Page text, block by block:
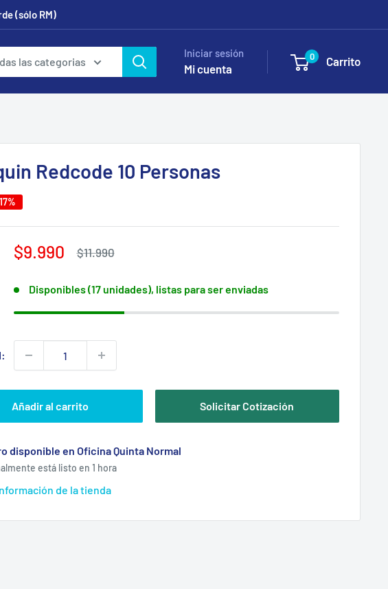
(sólo RM)
las categorias
Iniciar sesión
Mi cuenta
0 Carrito
Redcode 10 Personas
Precio
venta
$9.990
Precio
$11.990
Disponibles (17 unidades), listas para ser enviadas
Añadir al carrito Solicitar Cotización
disponible en Oficina Quinta Normal
está listo en 1 hora
de la tienda